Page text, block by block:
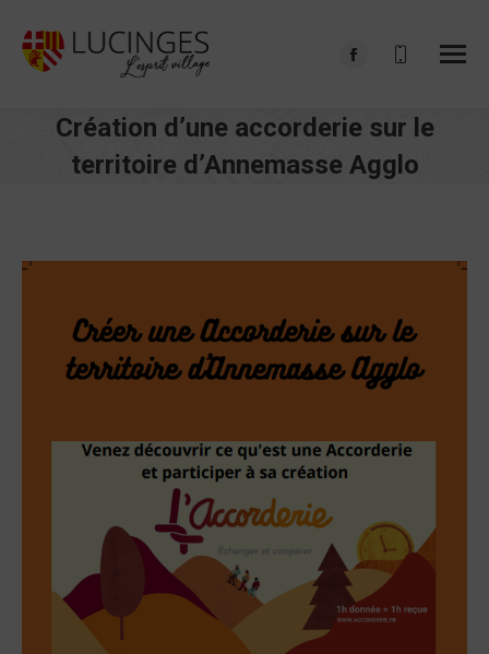
Facebook
opens
in
new
Création d’une accorderie sur le
territoire d’Annemasse Agglo